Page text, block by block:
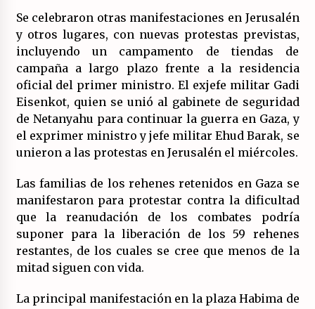
Se celebraron otras manifestaciones en Jerusalén
y otros lugares, con nuevas protestas previstas,
incluyendo un campamento de tiendas de
campaña a largo plazo frente a la residencia
oficial del primer ministro. El exjefe militar Gadi
Eisenkot, quien se unió al gabinete de seguridad
de Netanyahu para continuar la guerra en Gaza, y
el exprimer ministro y jefe militar Ehud Barak, se
unieron a las protestas en Jerusalén el miércoles.
Las familias de los rehenes retenidos en Gaza se
manifestaron para protestar contra la dificultad
que la reanudación de los combates podría
suponer para la liberación de los 59 rehenes
restantes, de los cuales se cree que menos de la
mitad siguen con vida.
La principal manifestación en la plaza Habima de